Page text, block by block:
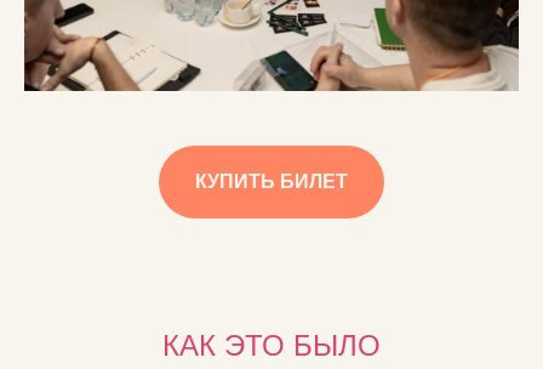
КУПИТЬ БИЛЕТ
КАК ЭТО БЫЛО